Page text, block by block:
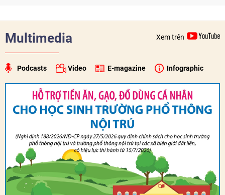
Nông nghiệp và An toàn thực phẩm Hoa Kỳ - Việt Nam",
hướng tới thúc đẩy chuyển đổi số, hiện đại hóa nông nghiệp
và mở rộng hợp tác phát triển giữa hai nước.
Multimedia Xem trên
Podcasts Video E-magazine Infographic